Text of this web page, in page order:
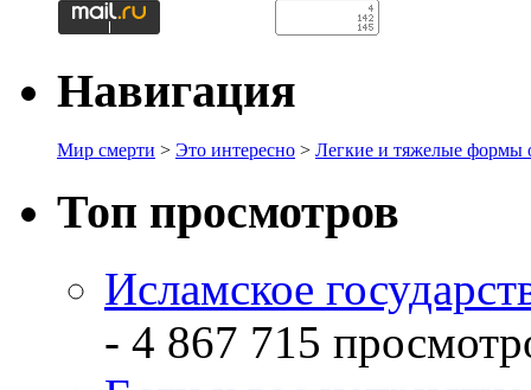
Навигация
Мир смерти > Это интересно > Легкие и тяжелые формы
Топ просмотров
Исламское
- 4 867 715